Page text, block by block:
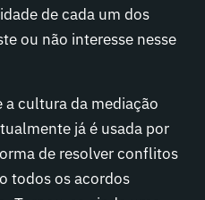
de cada um dos
ou não interesse nesse
cultura da mediação
já é usada por
de resolver conflitos
todos os acordos